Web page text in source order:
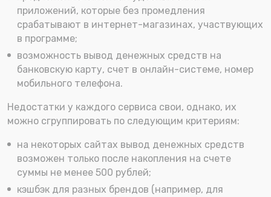
приложений, которые без промедления
срабатывают в интернет-магазинах, участвующих
в программе;
возможность вывод денежных средств на
банковскую карту, счет в онлайн-системе, номер
мобильного телефона.
Недостатки у каждого сервиса свои, однако, их
можно сгруппировать по следующим критериям:
на некоторых сайтах вывод денежных средств
возможен только после накопления на счете
суммы не менее 500 рублей;
кэшбэк для разных брендов (например, для